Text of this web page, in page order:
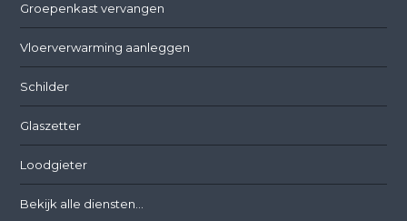
Groepenkast vervangen
Vloerverwarming aanleggen
Schilder
Glaszetter
Loodgieter
Bekijk alle diensten...